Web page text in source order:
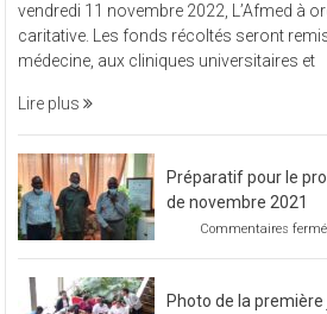
à
organisé
une
vendredi 11 novembre 2022, L’Afmed à
caritative. Les fonds récoltés seront
médecine, aux cliniques universitaires et
Lire plus
Préparatif pour le
de novembre 2021
Commentaires
Photo de la